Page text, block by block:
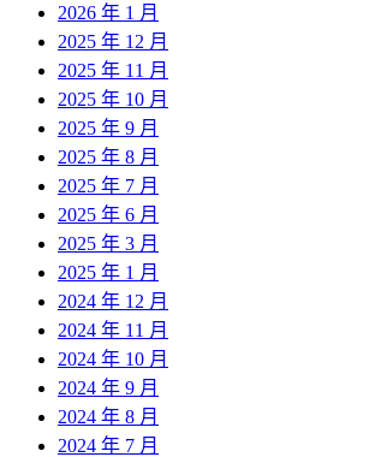
2026 年 1 月
2025 年 12 月
2025 年 11 月
2025 年 10 月
2025 年 9 月
2025 年 8 月
2025 年 7 月
2025 年 6 月
2025 年 3 月
2025 年 1 月
2024 年 12 月
2024 年 11 月
2024 年 10 月
2024 年 9 月
2024 年 8 月
2024 年 7 月